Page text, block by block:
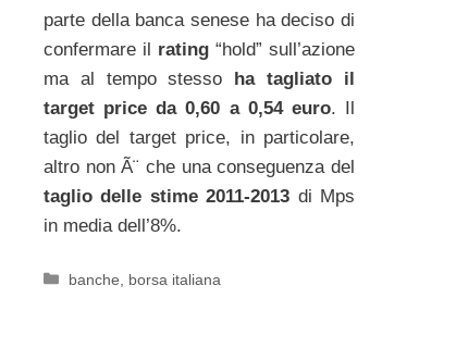
parte della banca senese ha deciso di
confermare il rating “hold” sull’azione
ma al tempo stesso ha tagliato il
target price da 0,60 a 0,54 euro. Il
taglio del target price, in particolare,
altro non Ã¨ che una conseguenza del
taglio delle stime 2011-2013 di Mps
in media dell’8%.
Categorie
banche borsa italiana